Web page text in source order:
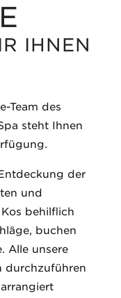
IHNEN
Team des
steht Ihnen
der
und
behilflich
buchen
Alle unsere
durchzuführen